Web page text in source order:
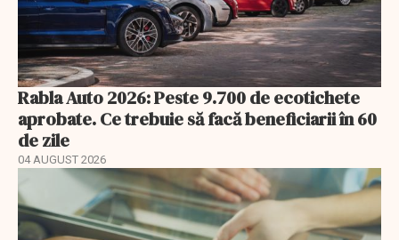
Rabla Auto 2026: Peste 9.700 de ecotichete
aprobate. Ce trebuie să facă beneficiarii în 60
de zile
04 AUGUST 2026